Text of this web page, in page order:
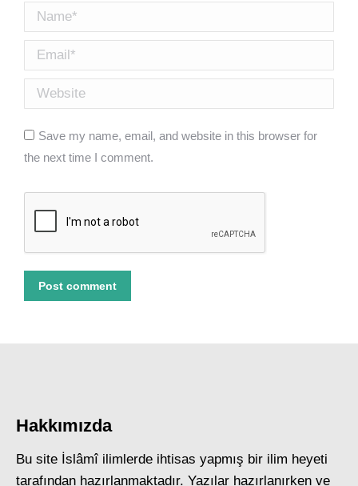
Name *
Email *
Website
Save my name, email, and website in this browser for
the next time I comment.
Post comment
Hakkımızda
Bu site İslâmî ilimlerde ihtisas yapmış bir ilim heyeti
tarafından hazırlanmaktadır. Yazılar hazırlanırken ve